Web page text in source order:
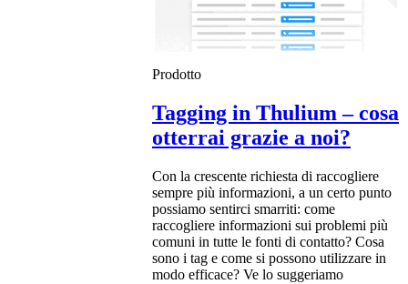
Prodotto
Tagging in Thulium – cosa
otterrai grazie a noi?
Con la crescente richiesta di raccogliere
sempre più informazioni, a un certo punto
possiamo sentirci smarriti: come
raccogliere informazioni sui problemi più
comuni in tutte le fonti di contatto? Cosa
sono i tag e come si possono utilizzare in
modo efficace? Ve lo suggeriamo